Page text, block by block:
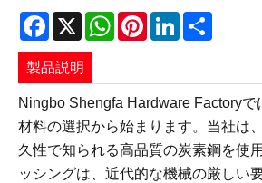
Facebook
X WhatsApp
PinterestLinkedIn
製品説明
Ningbo Shengfa Hardware Factoryで
材料の選択から始まります。当社は
久性で知られる高品質の炭素鋼を使
ッシングは、近代的な機械の厳しい